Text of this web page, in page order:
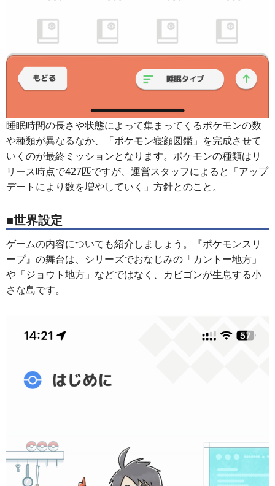
睡眠時間の長さや状態によって集まってくるポケモンの数
や種類が異なるなか、「ポケモン寝顔図鑑」を完成させて
いくのが最終ミッションとなります。ポケモンの種類はリ
リース時点で427匹ですが、運営スタッフによると「アップ
デートにより数を増やしていく」方針とのこと。
■世界設定
ゲームの内容についても紹介しましょう。『ポケモンスリ
ープ』の舞台は、シリーズでおなじみの「カントー地方」
や「ジョウト地方」などではなく、カビゴンが生息する小
さな島です。